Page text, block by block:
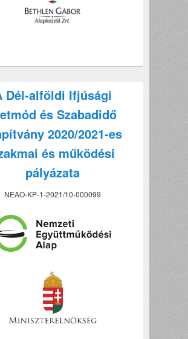
Dél-alföldi Ifjúsági
és Szabadidő
2020/2021-es
és működési
pályázata
NEAO-KP-1-2021/10-000099